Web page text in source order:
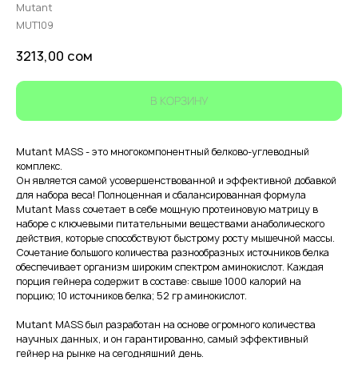
Mutant
MUT109
3213,00 сом
В КОРЗИНУ
Mutant MASS - это многокомпонентный белково-углеводный
комплекс.
Он является самой усовершенствованной и эффективной добавкой
для набора веса! Полноценная и сбалансированная формула
Mutant Mass сочетает в себе мощную протеиновую матрицу в
наборе с ключевыми питательными веществами анаболического
действия, которые способствуют быстрому росту мышечной массы.
Сочетание большого количества разнообразных источников белка
обеспечивает организм широким спектром аминокислот. Каждая
порция гейнера содержит в составе: свыше 1000 калорий на
порцию; 10 источников белка; 52 гр аминокислот.
Mutant MASS был разработан на основе огромного количества
научных данных, и он гарантированно, самый эффективный
гейнер на рынке на сегодняшний день.